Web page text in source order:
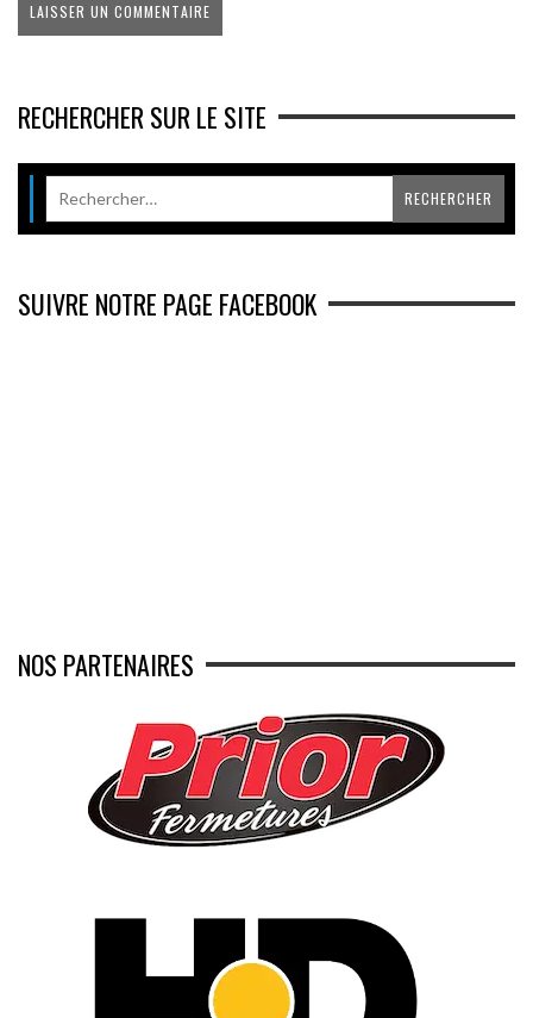
RECHERCHER SUR LE SITE
SUIVRE NOTRE PAGE FACEBOOK
NOS PARTENAIRES